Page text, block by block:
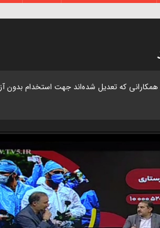
شایسته است مجوز پرستاران و همکارانی که تعدیل شده‌اند